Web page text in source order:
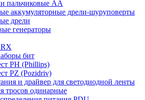
пальчиковые АА
аккумуляторные дрели-шуруповерты
дрели
генераторы
бит
PH (Phillips)
PZ (Pozidriv)
и драйвер для светодиодной ленты
тросов одинарные